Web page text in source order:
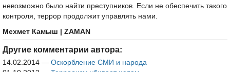
невозможно было найти преступников. Если не обеспечить такого
контроля, террор продолжит управлять нами.
Мехмет Камыш
| ZAMAN
Другие комментарии автора:
14.02.2014 — Оскорбление СМИ и народа